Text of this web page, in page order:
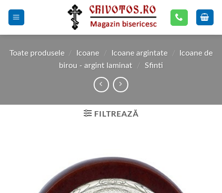
Toate produsele / Icoane / Icoane argintate /
Icoane de
birou - argint laminat
/ Sfinti
FILTREAZĂ